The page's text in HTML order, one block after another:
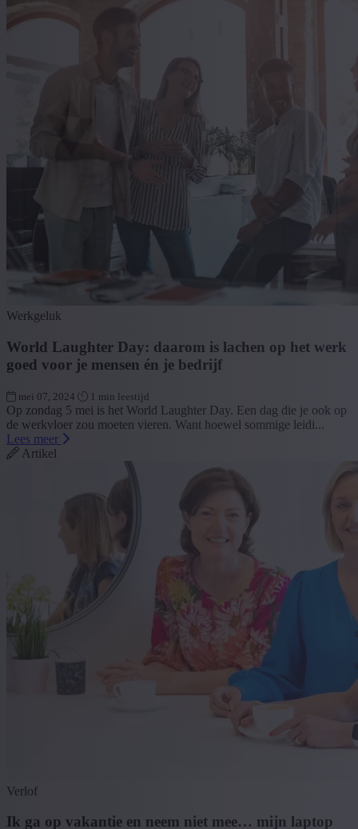
Werkgeluk
World Laughter Day: daarom is lachen op het werk
goed voor je mensen én je bedrijf
mei 07, 2024 1 min leestijd
Op zondag 5 mei is het World Laughter Day. Een dag die je ook op
de werkvloer zou moeten vieren. Want hoewel sommige leidi...
Lees meer
Artikel
Verlof
Ik ga op vakantie en neem niet mee… mijn laptop